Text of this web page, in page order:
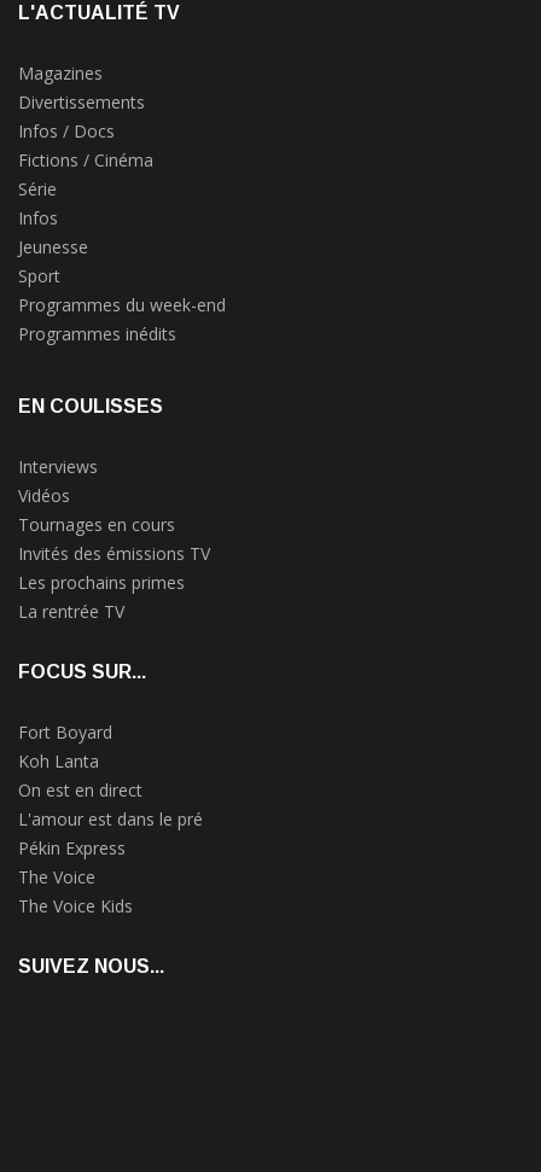
L'ACTUALITÉ TV
Magazines
Divertissements
Infos / Docs
Fictions / Cinéma
Série
Infos
Jeunesse
Sport
Programmes du week-end
Programmes inédits
EN COULISSES
Interviews
Vidéos
Tournages en cours
Invités des émissions TV
Les prochains primes
La rentrée TV
FOCUS SUR...
Fort Boyard
Koh Lanta
On est en direct
L'amour est dans le pré
Pékin Express
The Voice
The Voice Kids
SUIVEZ NOUS...